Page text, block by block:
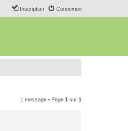
Connexion
Inscription
1 message • Page 1 sur 1